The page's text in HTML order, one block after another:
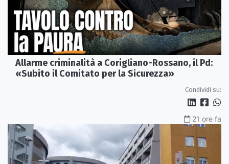
Allarme criminalità a Corigliano-Rossano, il Pd:
«Subito il Comitato per la Sicurezza»
Condividi su:
21 ore fa